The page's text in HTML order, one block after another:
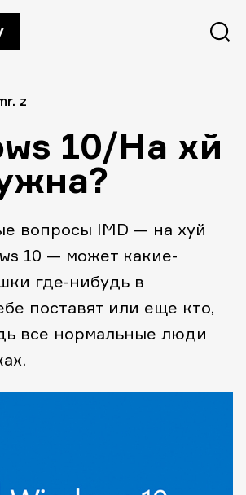
z
10/На хй
вопросы IMD — на хуй
10 — может какие-
где-нибудь в
поставят или еще кто,
все нормальные люди